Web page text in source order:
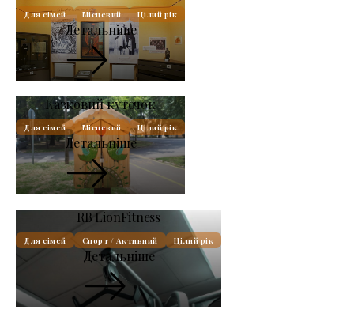
Для сімей Місцевий Цілий рік
Детальніше
Казковий куточок
Для сімей Місцевий Цілий рік
Детальніше
RB LionFitness
Для сімей Спорт / Активний Цілий рік
Детальніше